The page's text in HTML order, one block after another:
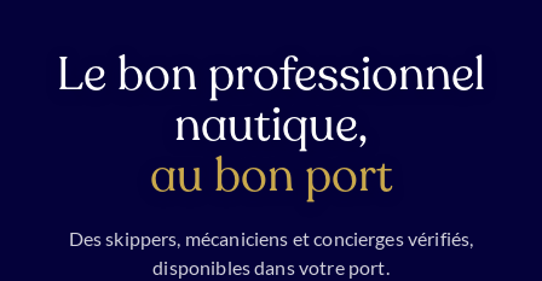
Le bon professionnel
nautique,
au bon port
Des skippers, mécaniciens et concierges vérifiés,
disponibles dans votre port.